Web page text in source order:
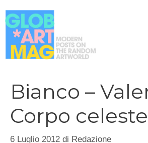
al
contenuto
Bianco –
Corpo celeste
6 Luglio 2012 di Redazione